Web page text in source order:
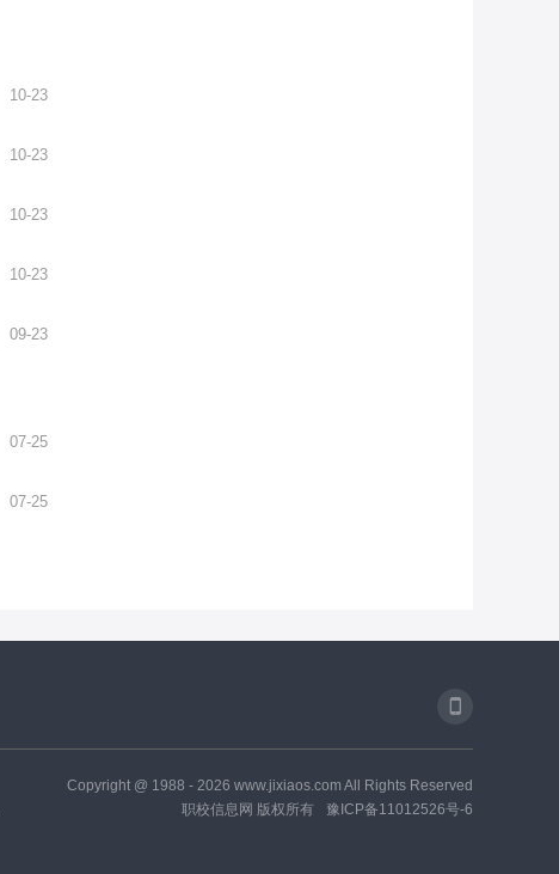
10-23
10-23
10-23
10-23
09-23
07-25
07-25
Copyright @ 1988 - 2026 www.jixiaos.com All Rights Reserved
职校信息网 版权所有
豫ICP备11012526号-6